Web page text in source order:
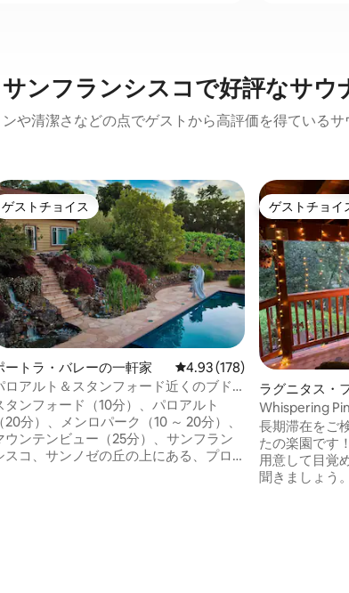
サンフランシスコで好評なサウ
ンや清潔さなどの点でゲストから高評価を得ている
5つ星中4.99つ星の平均評価
ゲストチョイス
ゲストチョイス
ートラ・バレーの一軒家 レビュー178件、5つ星中
4.93 (178)
ロアルト＆スタンフォード近くのブド
園にある3寝室の家
タンフォード（10分）、パロアルト
（20分）、メンロパーク（10 ～ 20分）、
ウンテンビュー（25分）、サンフラン
スコ、サンノゼの丘の上にある、プロ
ゲストチョイ
ゲストチョイ
ラグニタス・
ルズのゲスト
Whispering
と屋根付きポ
長期滞在をご
たの楽園です
用意して目覚
聞きましょう